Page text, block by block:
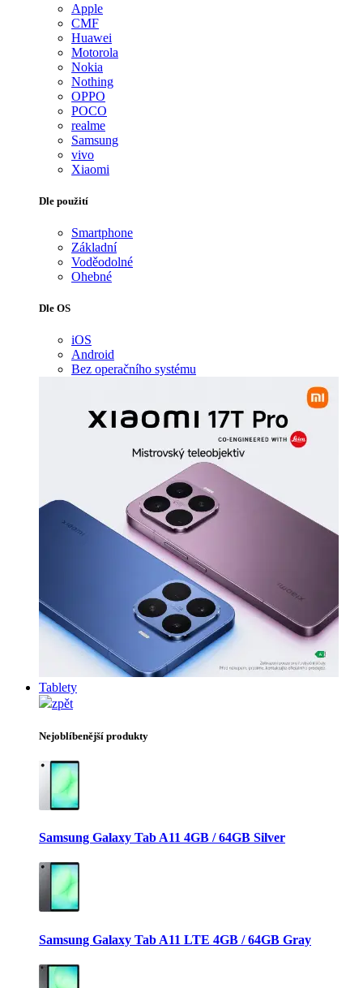
Apple
CMF
Huawei
Motorola
Nokia
Nothing
OPPO
POCO
realme
Samsung
vivo
Xiaomi
Dle použití
Smartphone
Základní
Voděodolné
Ohebné
Dle OS
iOS
Android
Bez operačního systému
Tablety
zpět
Nejoblíbenější produkty
Samsung Galaxy Tab A11 4GB / 64GB Silver
Samsung Galaxy Tab A11 LTE 4GB / 64GB Gray